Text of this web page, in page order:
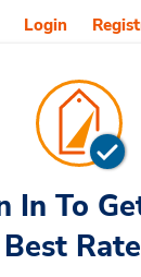
Veículos
Login
In To
Best